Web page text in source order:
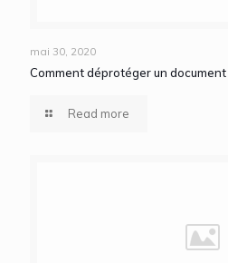
mai 30, 2020
Comment déprotéger un
Read more